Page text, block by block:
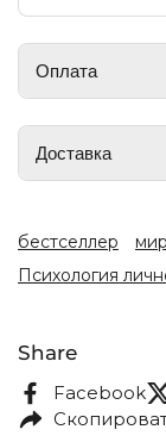
Оплата
Доставка
бестселлер мир
Психология
Share
Facebook